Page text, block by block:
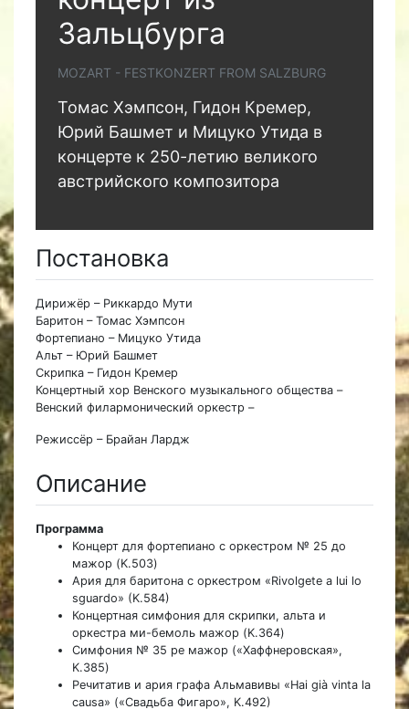
Зальцбурга
MOZART - FESTKONZERT FROM SALZBURG
Томас Хэмпсон, Гидон Кремер,
Юрий Башмет и Мицуко Утида в
концерте к 250-летию великого
австрийского композитора
Постановка
Дирижёр – Риккардо Мути
Баритон – Томас Хэмпсон
Фортепиано – Мицуко Утида
Альт – Юрий Башмет
Скрипка – Гидон Кремер
Концертный хор Венского музыкального общества –
Венский филармонический оркестр –
Режиссёр – Брайан Лардж
Описание
Программа
Концерт для фортепиано с оркестром № 25 до
мажор (K.503)
Ария для баритона с оркестром «Rivolgete a lui lo
sguardo» (K.584)
Концертная симфония для скрипки, альта и
оркестра ми-бемоль мажор (K.364)
Симфония № 35 ре мажор («Хаффнеровская»,
K.385)
Речитатив и ария графа Альмавивы «Hai già vinta la
causa» («Свадьба Фигаро», K.492)